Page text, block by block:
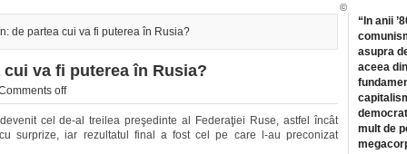
de partea cui va fi puterea în Rusia?
va fi puterea în Rusia?
off
cel de-al treilea preşedinte al Federaţiei Ruse, astfel încât
surprize, iar rezultatul final a fost cel pe care l-au preconizat
“In anii
asupra
aceea
mult de
©